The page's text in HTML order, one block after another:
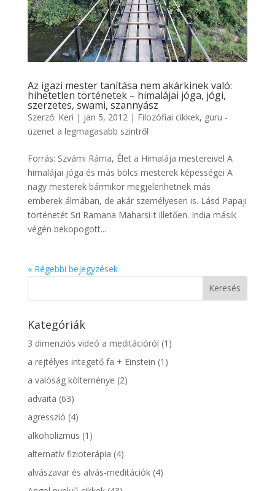
Az igazi mester tanítása nem akárkinek való:
hihetetlen történetek – himalájai jóga, jógi,
szerzetes, swami, szannyász
Szerző: Keri | jan 5, 2012 | Filozófiai cikkek, guru -
üzenet a legmagasabb szintről
Forrás: Szvámi Ráma, Élet a Himalája mestereivel A
himalájai jóga és más bölcs mesterek képességei A
nagy mesterek bármikor megjelenhetnek más
emberek álmában, de akár személyesen is. Lásd Papaji
történetét Sri Ramana Maharsi-t illetően. India másik
végén bekopogott...
« Régebbi bejegyzések
Kategóriák
3 dimenziós videó a meditációról (1)
a rejtélyes integető fa + Einstein (1)
a valóság költeménye (2)
advaita (63)
agresszió (4)
alkoholizmus (1)
alternatív fizioterápia (4)
alvászavar és alvás-meditációk(4)